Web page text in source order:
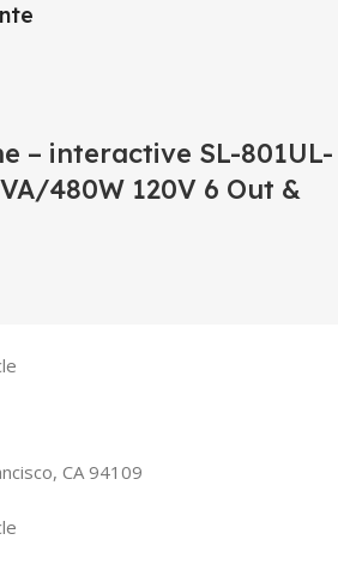
– interactive SL-801UL-
480W 120V 6 Out &
CA 94109